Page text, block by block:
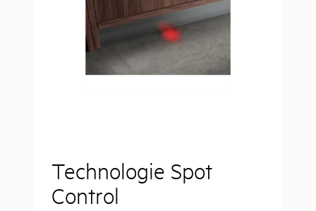
Technologie Spot
Control